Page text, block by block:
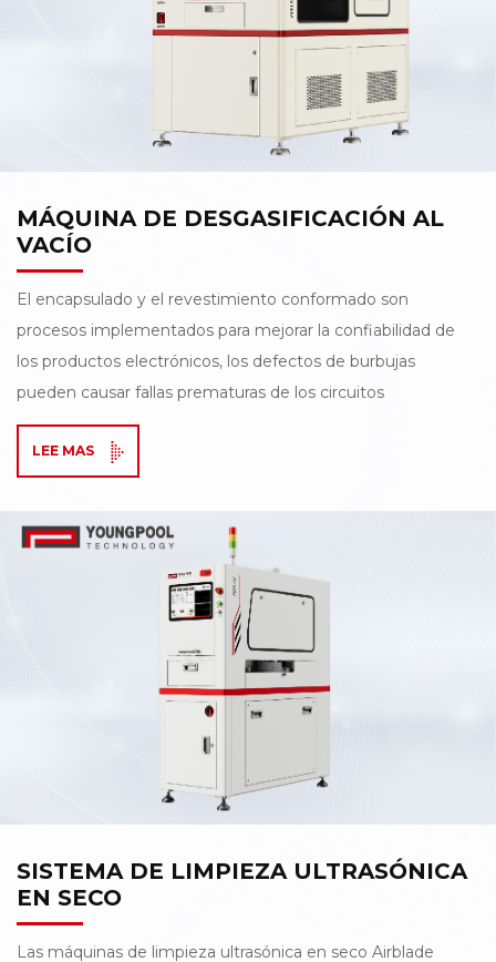
velocidad y corte preciso y admite modos de operación
tanto en línea como fuera de línea, proporcionando
flexibilidad para diversos escenarios de producción.
Además, el diseño compacto, con un Con un ancho
inferior a 0,8 metros, se ahorra eficazmente un valioso
espacio en la línea de producción.
MÁQUINA DE DESGASIFICACIÓN AL
VACÍO
El encapsulado y el revestimiento conformado son
procesos implementados para mejorar la confiabilidad de
los productos electrónicos, los defectos de burbujas
pueden causar fallas prematuras de los circuitos
electrónicos. Múltiples factores contribuyen a los
defectos de las burbujas en los procesos de
erradicar las burbujas es una tarea dolorosamente
desafiante. Con años de experiencia en encapsulación y
revestimiento conformado, Youngpool Technology ha
diseñado y desarrollado una solución para abordar el
defecto de las burbujas – el sistema automático de
desgasificación por vacío de la serie N-800A. El N-800A
es un sistema de desgasificación en línea que utiliza el
principio de vacío que mitigará eficazmente los defectos
de las burbujas; permite la producción de productos
electrónicos sin burbujas que cumplen con varios
estándares de confiabilidad industrial.
LEE MAS
SISTEMA DE LIMPIEZA ULTRASÓNICA
EN SECO
Las máquinas de limpieza ultrasónica en seco Airblade